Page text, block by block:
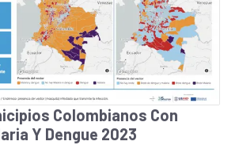
Colombianos Con
Y Dengue 2023